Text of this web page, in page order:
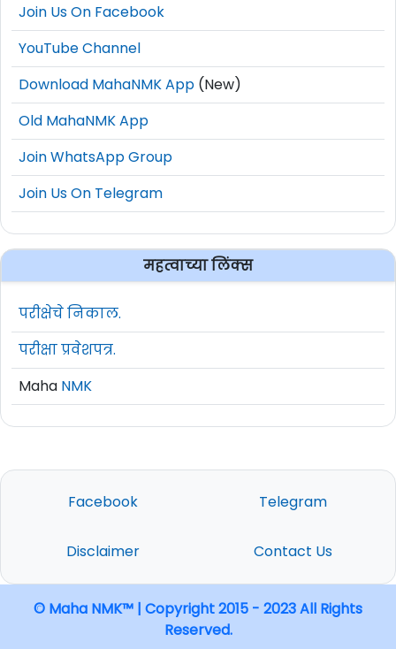
Join Us On Facebook
YouTube Channel
Download MahaNMK App (New)
Old MahaNMK App
Join WhatsApp Group
Join Us On Telegram
महत्वाच्या लिंक्स
परीक्षेचे निकाल.
परीक्षा प्रवेशपत्र.
Maha NMK
Facebook Telegram
Disclaimer Contact Us
© Maha NMK™ | Copyright 2015 - 2023 All Rights
Reserved.